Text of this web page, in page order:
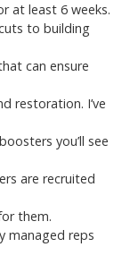
at least 6 weeks.
to building
can ensure
restoration. I’ve
you’ll see
are recruited
them.
managed reps